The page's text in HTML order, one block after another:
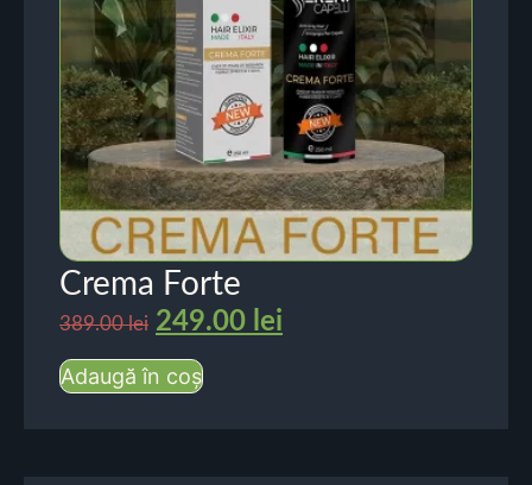
Crema Forte
389.00lei 249.00 lei
Adaugă în coș